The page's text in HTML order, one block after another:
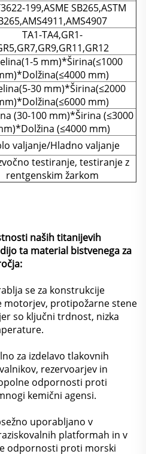
199,ASME SB265,ASTM
TA1-TA4,GR1-
5 mm)*Širina(≤1000
mm)
30 mm)*Širina(≤2000
mm)
(30-100 mm)*Širina (≤3000
(≤4000 mm)
valjanje/Hladno valjanje
testiranje, testiranje z
rentgenskim žarkom
naših titanijevih
ta material bistvenega za
se za konstrukcije
protipožarne stene
so ključni trdnost, nizka
za izdelavo tlakovnih
rezervoarjev in
odpornosti proti
kemični agensi.
uporabljano v
platformah in v
odpornosti proti morski